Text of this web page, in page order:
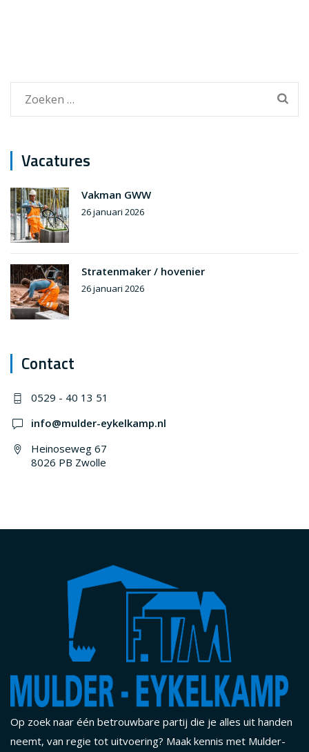
Vacatures
Vakman GWW
26 januari 2026
Stratenmaker / hovenier
26 januari 2026
Contact
0529 - 40 13 51
info@mulder-eykelkamp.nl
Heinoseweg 67
8026 PB Zwolle
Op zoek naar één betrouwbare partij die je alles uit handen
neemt, van regie tot uitvoering? Maak kennis met Mulder-